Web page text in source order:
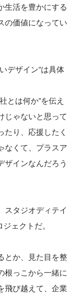
生活を豊かにする
の価値になってい
デザイン”は具体
とは何か”を伝え
じゃないと思って
り、応援したく
なくて、プラスア
ザインなんだろう
スタジオディテイ
ェクトだ。
とか、見た目を整
根っこから一緒に
飛び越えて、企業